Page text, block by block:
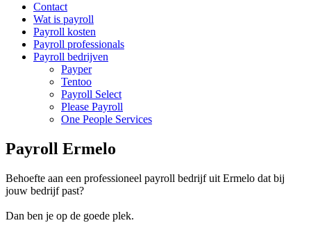
Contact
Wat is payroll
Payroll kosten
Payroll professionals
Payroll bedrijven
Payper
Tentoo
Payroll Select
Please Payroll
One People Services
Payroll Ermelo
Behoefte aan een professioneel payroll bedrijf uit Ermelo dat bij
jouw bedrijf past?
Dan ben je op de goede plek.